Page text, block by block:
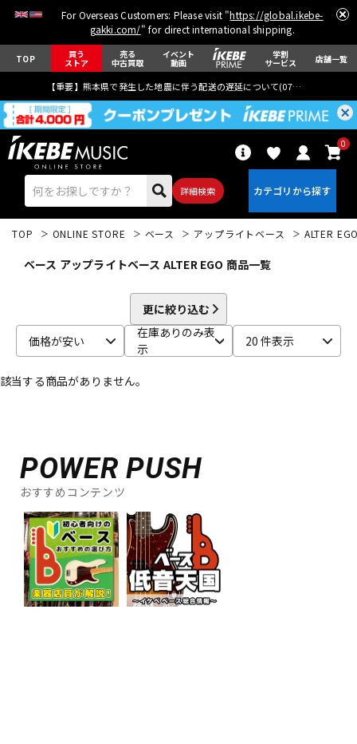
For Overseas Customers: Please visit "https://global.ikebe-
gakki.com/" for direct international shipping.
TOP 買う
ストア
売る
中古買取
イベント
動画
学割
サービス 店舗一覧
【重要】熊本県で発生した地震に伴う配送の遅延について(07月29日
詳細検索
0
エレキギター アコギ/エレアコ
ベース
キーボード
管楽器
アンプ
TOP ONLINE STORE ベース アップライトベース ALTER
ベース アップライトベース ALTER EGO 商品一覧
更に絞り込む
価格が安い
在庫ありのみ表
示
20 件表示
該当する商品がありません。
POWER PUSH
おすすめコンテンツ